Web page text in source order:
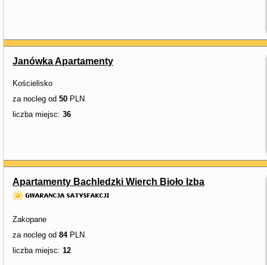
Janówka Apartamenty
Kościelisko
za nocleg od 50 PLN
liczba miejsc: 36
Apartamenty Bachledzki Wierch Bioło Izba
Zakopane
za nocleg od 84PLN
liczba miejsc: 12